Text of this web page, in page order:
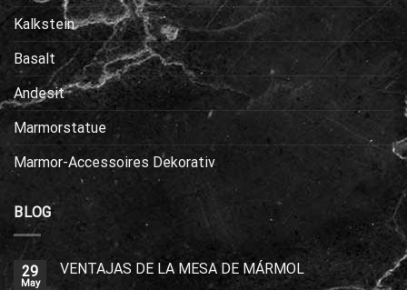
Kalkstein
Basalt
Andesit
Marmorstatue
Marmor-Accessoires Dekorativ
BLOG
29
May
VENTAJAS DE LA MESA DE MÁRMOL